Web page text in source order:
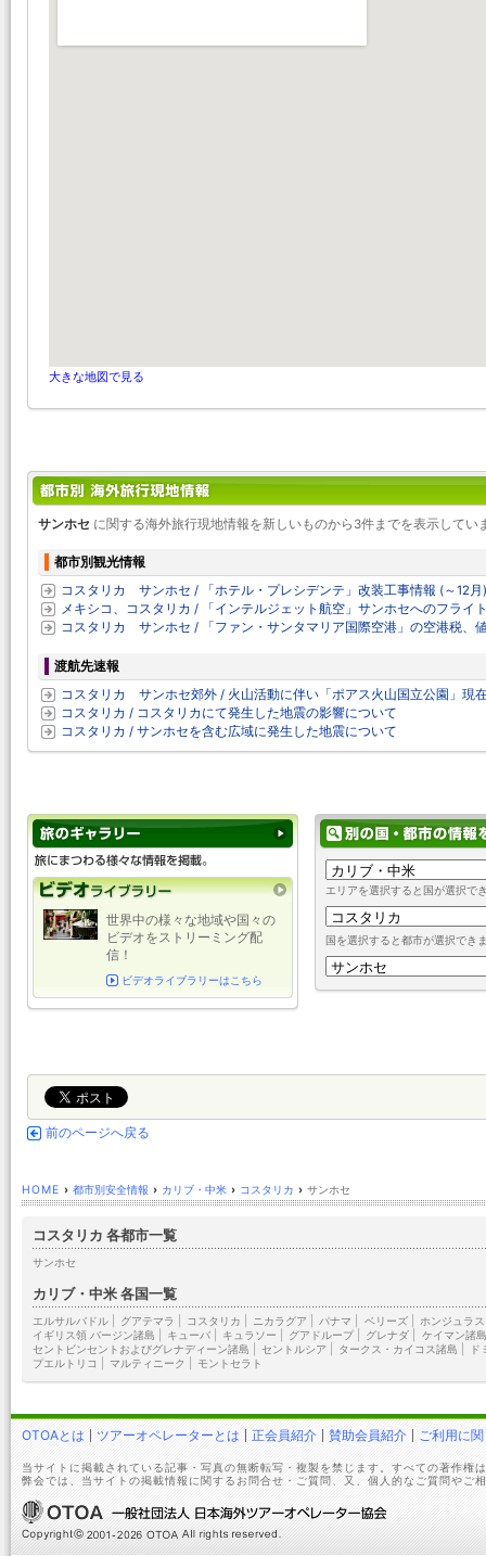
大きな地図で見る
サンホセ に関する海外旅行現地情報を新しいものから3件までを表示してい
都市別観光情報
コスタリカ サンホセ / 「ホテル・プレシデンテ」改装工事情報 (～12月)
メキシコ、コスタリカ / 「インテルジェット航空」サンホセへのフライ
コスタリカ サンホセ / 「ファン・サンタマリア国際空港」の空港税、
渡航先速報
コスタリカ サンホセ郊外 / 火山活動に伴い「ポアス火山国立公園」現
コスタリカ / コスタリカにて発生した地震の影響について
コスタリカ / サンホセを含む広域に発生した地震について
エリアを選択すると国が選択で
国を選択すると都市が選択でき
世界中の様々な地域や国々の
ビデオをストリーミング配
信！
ビデオライブラリーはこちら
前のページへ戻る
HOME › 都市別安全情報 › カリブ・中米 › コスタリカ › サンホセ
コスタリカ 各都市一覧
サンホセ
カリブ・中米 各国一覧
エルサルバドル グアテマラ コスタリカ ニカラグア パナマ ベリーズ| ホンジュラス
イギリス領 バージン諸島
キューバ キュラソー グアドループ| グレナダ
ケイマン諸島
セントビンセントおよびグレナディーン諸島
セントルシア タークス・カイコス諸島
ド
プエルトリコ
マルティニーク モントセラト
OTOAとは ツアーオペレーターとは 正会員紹介 賛助会員紹介 ご利用に
当サイトに掲載されている記事・写真の無断転写・複製を禁じます。すべての著作権
弊会では、当サイトの掲載情報に関するお問合せ・ご質問、又、個人的なご質問やご